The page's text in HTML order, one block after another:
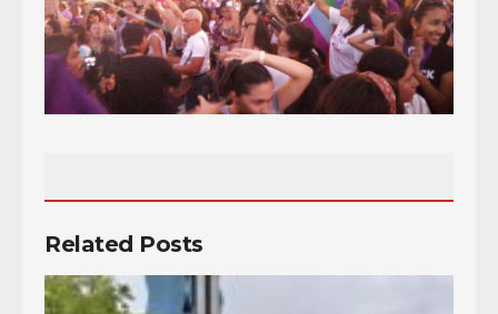
Related Posts